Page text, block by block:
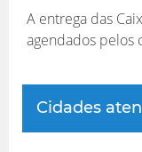
A entrega das
agendados pelos
Cidades